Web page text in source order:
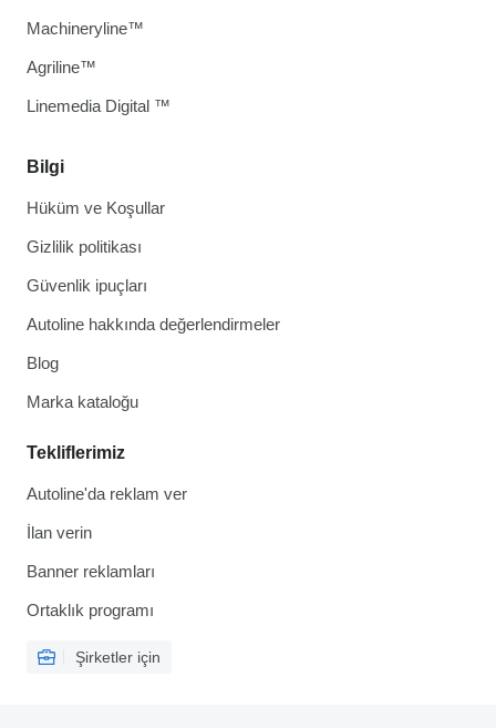
Bilgi
Hüküm ve Koşullar
Gizlilik politikası
Güvenlik ipuçları
Autoline hakkında değerlendirmeler
Blog
Marka kataloğu
Tekliflerimiz
Autoline'da reklam ver
İlan verin
Banner reklamları
Ortaklık programı
Şirketler için
Machineryline™
Agriline™
Linemedia Digital ™